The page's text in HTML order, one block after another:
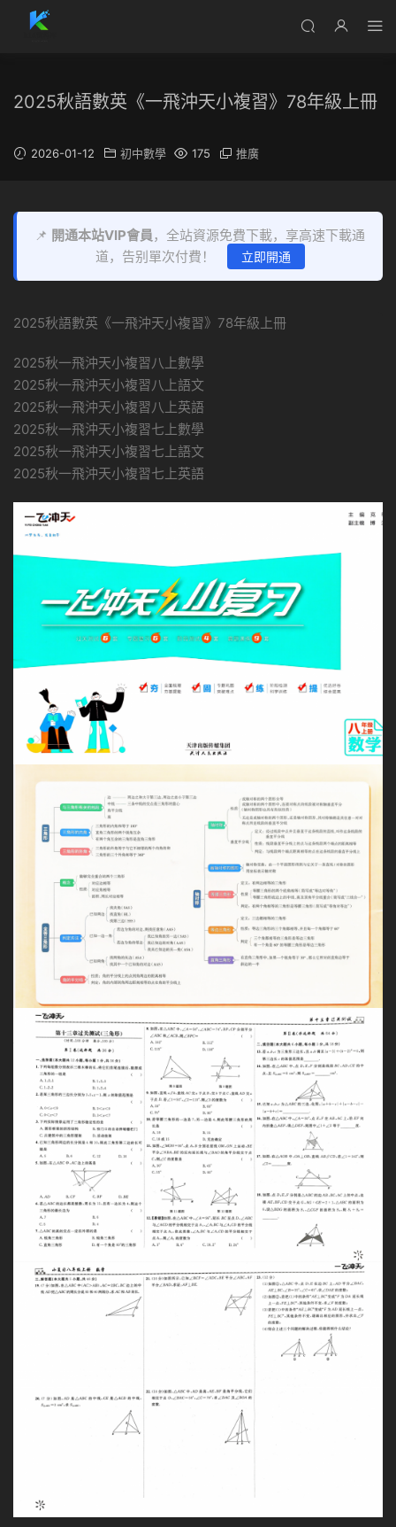
2025秋語數英《一飛沖天小複習》78年級上冊
2026-01-12 初中數學 175 推廣
📌 開通本站VIP會員，全站資源免費下載，享高速下載通
道，告别單次付費！
立即開通
2025秋語數英《一飛沖天小複習》78年級上冊
2025秋一飛沖天小複習八上數學
2025秋一飛沖天小複習八上語文
2025秋一飛沖天小複習八上英語
2025秋一飛沖天小複習七上數學
2025秋一飛沖天小複習七上語文
2025秋一飛沖天小複習七上英語